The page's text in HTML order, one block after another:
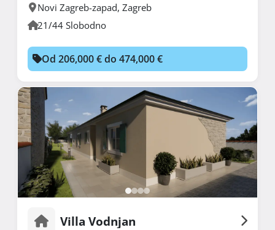
Novi Zagreb-zapad, Zagreb
21/44 Slobodno
Od 206,000 € do 474,000 €
Villa Vodnjan